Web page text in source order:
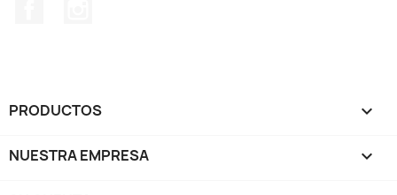
PRODUCTOS 
NUESTRA EMPRESA 